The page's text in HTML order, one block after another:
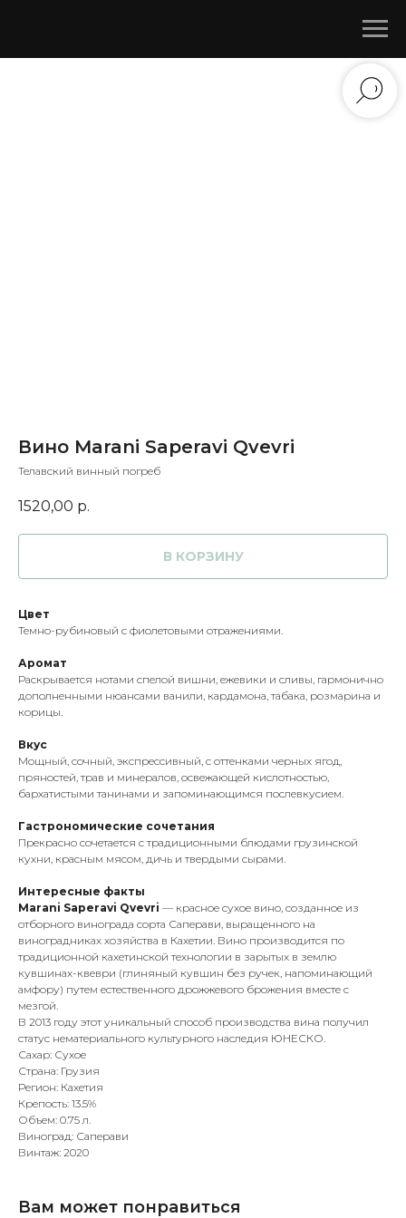
Вино Marani Saperavi Qvevri
Телавский винный погреб
1520,00 р.
В КОРЗИНУ
Цвет
Темно-рубиновый с фиолетовыми отражениями.
Аромат
Раскрывается нотами спелой вишни, ежевики и сливы, гармонично
дополненными нюансами ванили, кардамона, табака, розмарина и
корицы.
Вкус
Мощный, сочный, экспрессивный, с оттенками черных ягод,
пряностей, трав и минералов, освежающей кислотностью,
бархатистыми танинами и запоминающимся послевкусием.
Гастрономические сочетания
Прекрасно сочетается с традиционными блюдами грузинской
кухни, красным мясом, дичь и твердыми сырами.
Интересные факты
Marani Saperavi Qvevri — красное сухое вино, созданное из
отборного винограда сорта Саперави, выращенного на
виноградниках хозяйства в Кахетии. Вино производится по
традиционной кахетинской технологии в зарытых в землю
кувшинах-квеври (глиняный кувшин без ручек, напоминающий
амфору) путем естественного дрожжевого брожения вместе с
мезгой.
В 2013 году этот уникальный способ производства вина получил
статус нематериального культурного наследия ЮНЕСКО.
Сахар: Сухое
Страна: Грузия
Регион: Кахетия
Крепость: 13.5%
Объем: 0.75 л.
Виноград: Саперави
Винтаж: 2020
Вам может понравиться